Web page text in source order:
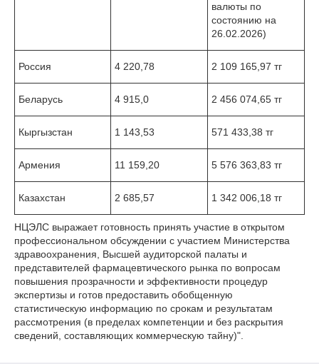
валюты по
состоянию на
26.02.2026)
Россия 4 220,78 2 109 165,97 тг
Беларусь 4 915,0 2 456 074,65 тг
Кыргызстан 1 143,53 571 433,38 тг
Армения 11 159,20 5 576 363,83 тг
Казахстан 2 685,57 1 342 006,18 тг
НЦЭЛС выражает готовность принять участие в открытом
профессиональном обсуждении с участием Министерства
здравоохранения, Высшей аудиторской палаты и
представителей фармацевтического рынка по вопросам
повышения прозрачности и эффективности процедур
экспертизы и готов предоставить обобщенную
статистическую информацию по срокам и результатам
рассмотрения (в пределах компетенции и без раскрытия
сведений, составляющих коммерческую тайну)".